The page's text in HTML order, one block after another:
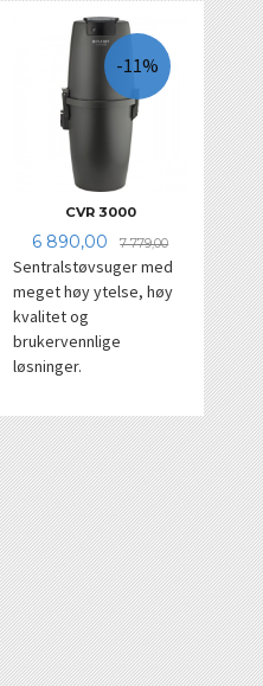
CVR 3000
Tilbud
6 890,00 7 779,00Rabatt
-11%
Sentralstøvsuger med
meget høy ytelse, høy
kvalitet og
brukervennlige
løsninger.